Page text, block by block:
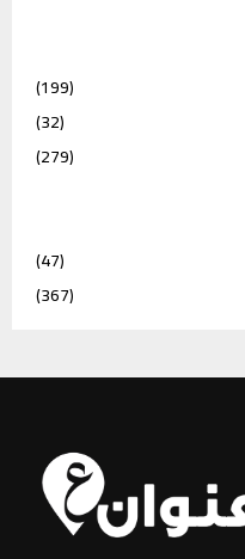
(199)
(32)
(279)
(47)
(367)